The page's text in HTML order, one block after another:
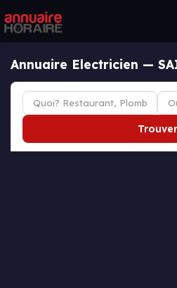
Annuaire Electricien —
Trouver